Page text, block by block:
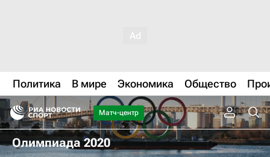
Политика В мире Экономика Общество
Матч-центр
Олимпиада 2020